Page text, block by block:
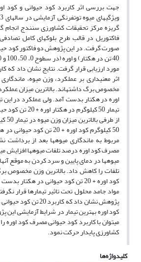
جهت بررسی اثر کاربرد کود حیوانی و کود
گریزه مرکز تحقیقات کشاورزی سنندج
مورد ارزیابی قرار گرفت. نتایج نشان داد که
اثر معنیداری بر عملکرد، وزن میوه،
اوره در هکتار بدست آمد. ولی عملکرد در این
تیمار 50 کیلوگرم
از
50 کیلوگرم کود اوره + 20 تن
مربوط به ماندگاری میوهها بعد از برداشت
مصرف کود اوره درصد تلفات میوهها افزایش
میوهها در دمای پایین و سرد کردن به موقع
کود اوره + 20 تن کود حیوانی در
مواد جامد محلول تحت تاثیر تیمارها قرار
کود اوره بهترین تیمار در شرایط آزمایشی
میتوان با کاربرد کود حیوانی مصرف کود
کشاورزی پایدار حرکت نمود.
کلیدواژه‌ها